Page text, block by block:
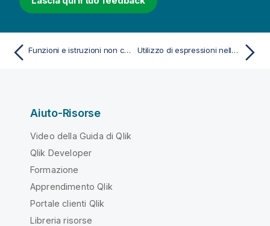
Funzioni e istruzioni non consigliate in Qlik Sense Utilizzo di espressioni nelle visualizzazioni
Aiuto-Risorse
Video della Guida di Qlik
Qlik Developer
Formazione
Apprendimento Qlik
Portale clienti Qlik
Libreria risorse